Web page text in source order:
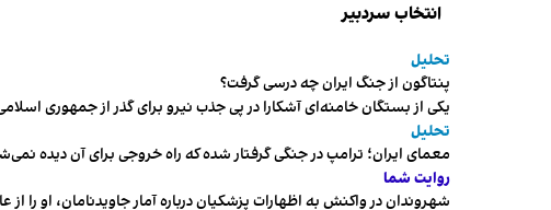
انتخاب سردبیر
تحلیل
پنتاگون از جنگ ایران چه درسی گرفت؟
یکی از بستگان خامنه‌ای آشکارا در پی جذب نیرو برای گذر از جمهوری
تحلیل
معمای ایران؛ ترامپ در جنگی گرفتار شده که راه خروجی برای آن دیده
روایت شما
شهروندان در واکنش به اظهارات پزشکیان درباره آمار جاویدنامان، او را از